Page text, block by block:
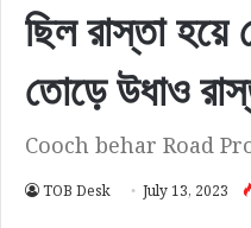
ছিল রাস্তা
তোড়ে উধাও
Cooch behar Road
TOB Desk July 13, 2023